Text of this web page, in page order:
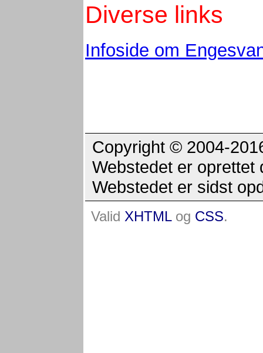
Diverse links
Infoside om
Copyright © 2004-
Webstedet er oprettet
Webstedet er sidst
Valid XHTMLog CSS.